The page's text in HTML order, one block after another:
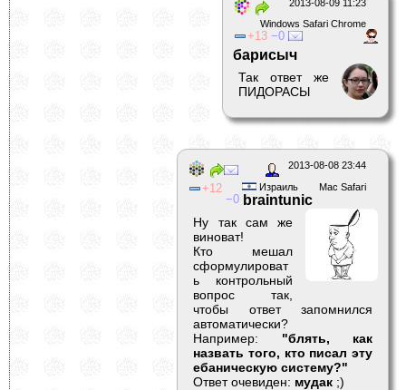
2013-08-09 11:23
Windows Safari Chrome
13 0
барисыч
Так ответ же
ПИДОРАСЫ
2013-08-08 23:44
Mac Safari
Израиль
12
0 braintunic
Ну так сам же
виноват!
Кто мешал
сформулироват
ь контрольный
вопрос так,
чтобы ответ запомнился
автоматически?
Например: "блять, как
назвать того, кто писал эту
ебаническую систему?"
Ответ очевиден: мудак ;)